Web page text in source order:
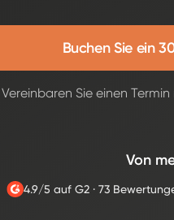
Buchen Sie ein
Vereinbaren Sie einen
Von
4.9/5 auf G2· 73